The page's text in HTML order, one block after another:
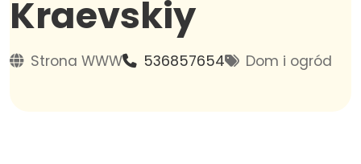
Kraevskiy
Strona WWW 536857654 Dom i ogród